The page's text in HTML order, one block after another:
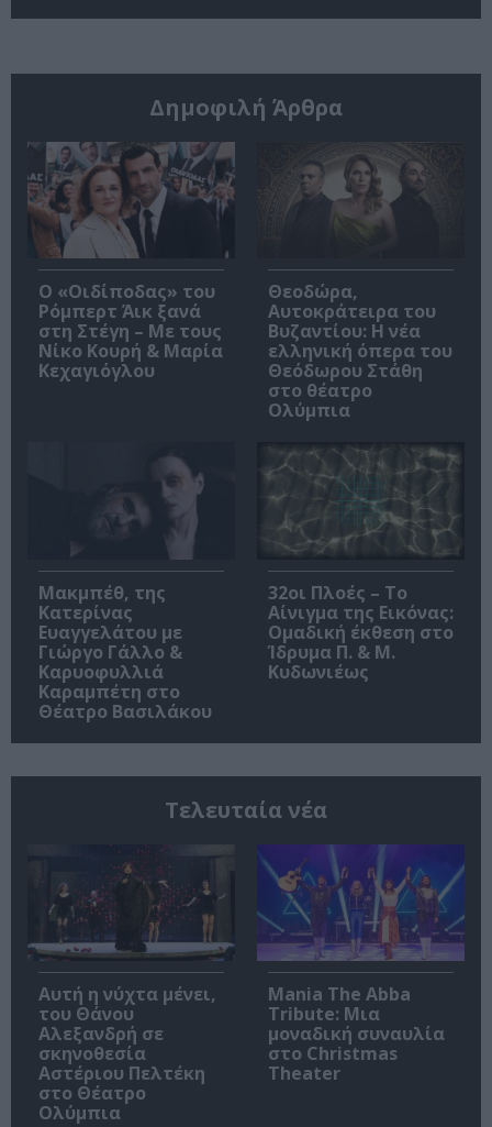
Δημοφιλή Άρθρα
O «Οιδίποδας» του
Ρόμπερτ Άικ ξανά
στη Στέγη – Με τους
Νίκο Κουρή & Μαρία
Κεχαγιόγλου
Θεοδώρα,
Αυτοκράτειρα του
Βυζαντίου: Η νέα
ελληνική όπερα του
Θεόδωρου Στάθη
στο θέατρο
Ολύμπια
Μακμπέθ, της
Κατερίνας
Ευαγγελάτου με
Γιώργο Γάλλο &
Καρυοφυλλιά
Καραμπέτη στο
Θέατρο Βασιλάκου
32οι Πλοές – Το
Αίνιγμα της Εικόνας:
Ομαδική έκθεση στο
Ίδρυμα Π. & Μ.
Κυδωνιέως
Τελευταία νέα
Αυτή η νύχτα μένει,
του Θάνου
Αλεξανδρή σε
σκηνοθεσία
Αστέριου Πελτέκη
στο Θέατρο
Ολύμπια
Mania The Abba
Tribute: Μια
μοναδική συναυλία
στο Christmas
Theater